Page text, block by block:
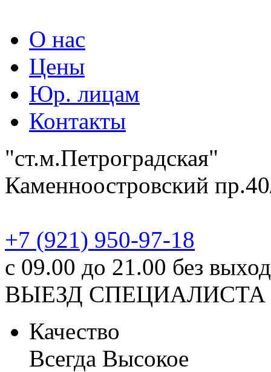
О нас
Цены
Юр. лицам
Контакты
"ст.м.Петроградская"
Каменноостровский
‎+7 (921) 950-97-18
с 09.00 до 21.00 без
ВЫЕЗД СПЕЦИАЛИСТА
Качество
Всегда Высокое